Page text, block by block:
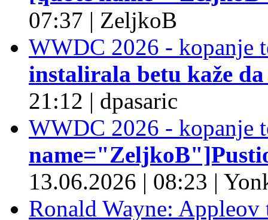
07:37 | ZeljkoB
WWDC 2026 - kopanje
instalirala betu kaže
21:12 | dpasaric
WWDC 2026 - kopanje
13.06.2026 | 08:23 |
Ronald Wayne: